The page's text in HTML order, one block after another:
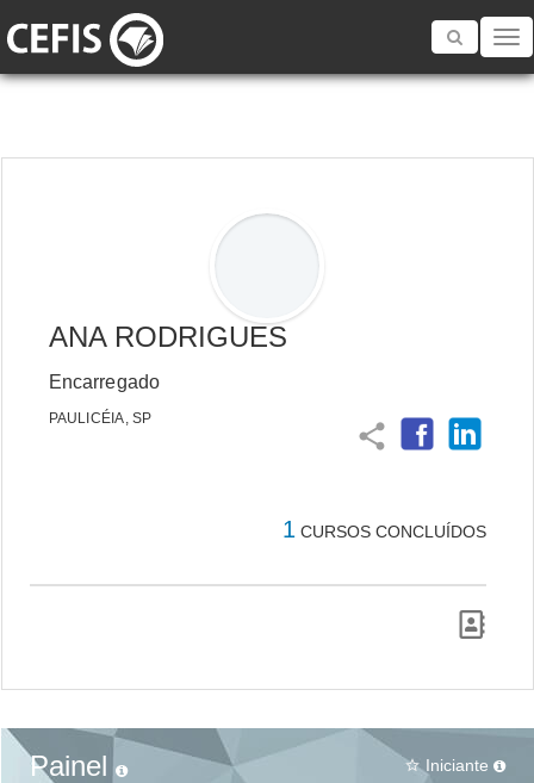
Toggle
ANA RODRIGUES
Encarregado
PAULICÉIA, SP
share
1 CURSOS CONCLUÍDOS
Painel star_border Iniciante